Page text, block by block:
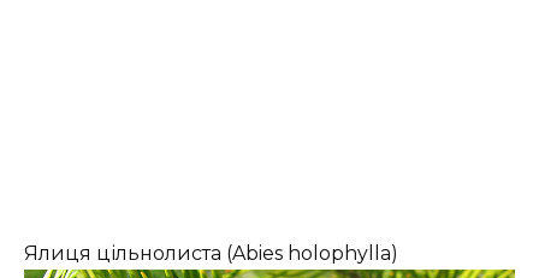
Ялиця цільнолиста (Abies holophylla)